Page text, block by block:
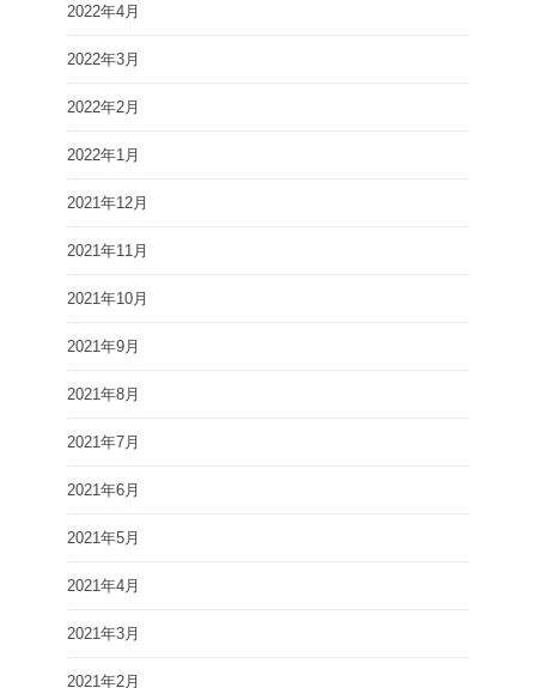
2022年4月
2022年3月
2022年2月
2022年1月
2021年12月
2021年11月
2021年10月
2021年9月
2021年8月
2021年7月
2021年6月
2021年5月
2021年4月
2021年3月
2021年2月